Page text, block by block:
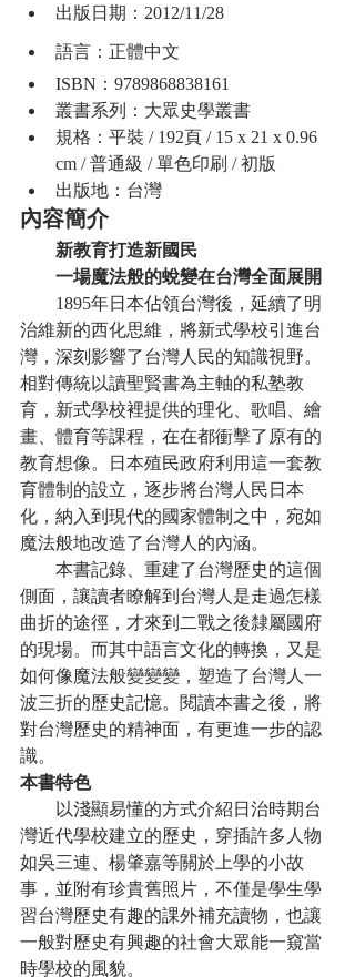
出版日期：2012/11/28
語言：正體中文
ISBN：9789868838161
叢書系列：大眾史學叢書
規格：平裝 / 192頁 / 15 x 21 x 0.96
cm / 普通級 / 單色印刷 / 初版
出版地：台灣
內容簡介
新教育打造新國民
一場魔法般的蛻變在台灣全面展開
1895年日本佔領台灣後，延續了明
治維新的西化思維，將新式學校引進台
灣，深刻影響了台灣人民的知識視野。
相對傳統以讀聖賢書為主軸的私塾教
育，新式學校裡提供的理化、歌唱、繪
畫、體育等課程，在在都衝擊了原有的
教育想像。日本殖民政府利用這一套教
育體制的設立，逐步將台灣人民日本
化，納入到現代的國家體制之中，宛如
魔法般地改造了台灣人的內涵。
本書記錄、重建了台灣歷史的這個
側面，讓讀者瞭解到台灣人是走過怎樣
曲折的途徑，才來到二戰之後隸屬國府
的現場。而其中語言文化的轉換，又是
如何像魔法般變變變，塑造了台灣人一
波三折的歷史記憶。閱讀本書之後，將
對台灣歷史的精神面，有更進一步的認
識。
本書特色
以淺顯易懂的方式介紹日治時期台
灣近代學校建立的歷史，穿插許多人物
如吳三連、楊肇嘉等關於上學的小故
事，並附有珍貴舊照片，不僅是學生學
習台灣歷史有趣的課外補充讀物，也讓
一般對歷史有興趣的社會大眾能一窺當
時學校的風貌。